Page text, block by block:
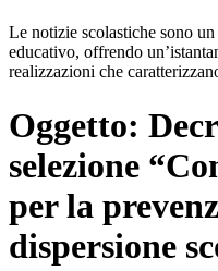
Le notizie scolastiche sono
educativo, offrendo
realizzazioni che
Oggetto:
selezione
per la
dispersione